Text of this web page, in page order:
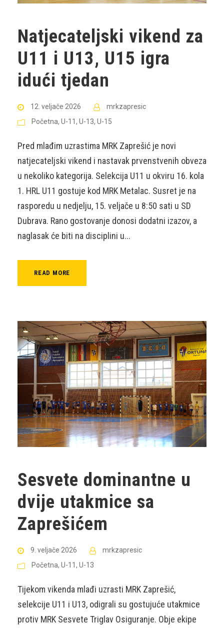
Natjecateljski vikend za
U11 i U13, U15 igra
idući tjedan
12. veljače 2026
mrkzapresic
Početna, U-11 , U-13, U-15
Pred mlađim uzrastima MRK Zaprešić je novi
natjecateljski vikend i nastavak prvenstvenih obveza
u nekoliko kategorija. Selekcija U11 u okviru 16. kola
1. HRL U11 gostuje kod MRK Metalac. Susret je na
rasporedu u nedjelju, 15. veljače u 8:50 sati u SD
Dubrava. Rano gostovanje donosi dodatni izazov, a
naglasak će biti na disciplini u...
READ MORE
Sesvete dominantne u
dvije utakmice sa
Zaprešićem
9. veljače 2026
mrkzapresic
Početna, U-11 , U-13
Tijekom vikenda mlađi uzrasti MRK Zaprešić,
selekcije U11 i U13, odigrali su gostujuće utakmice
protiv MRK Sesvete Triglav Osiguranje. Obje ekipe